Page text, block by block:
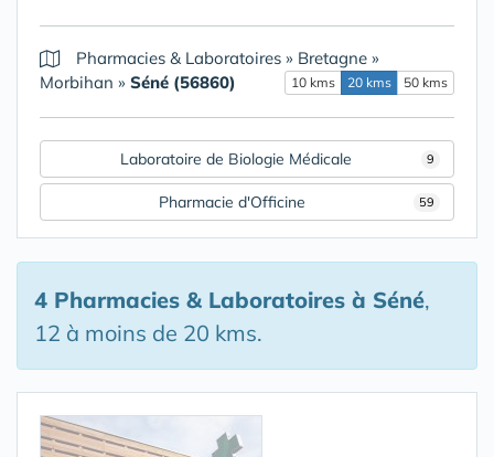
Pharmacies & Laboratoires » Bretagne »
Morbihan » Séné (56860) 10 kms 20 kms 50 kms
9
Laboratoire de Biologie Médicale
59
Pharmacie d'Officine
4 Pharmacies & Laboratoires à Séné,
12 à moins de 20 kms.